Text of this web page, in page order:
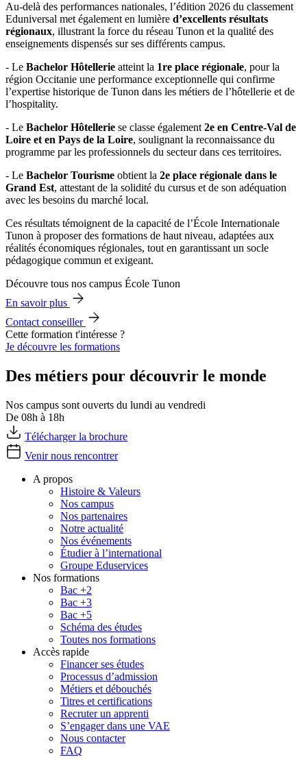
Au-delà des performances nationales, l’édition 2026 du classement
Eduniversal met également en lumière d’excellents résultats
régionaux, illustrant la force du réseau Tunon et la qualité des
enseignements dispensés sur ses différents campus.
- Le Bachelor Hôtellerie atteint la 1re place régionale, pour la
région Occitanie une performance exceptionnelle qui confirme
l’expertise historique de Tunon dans les métiers de l’hôtellerie et de
l’hospitality.
- Le Bachelor Hôtellerie se classe également 2e en Centre-Val de
Loire et en Pays de la Loire, soulignant la reconnaissance du
programme par les professionnels du secteur dans ces territoires.
- Le Bachelor Tourisme obtient la 2e place régionale dans le
Grand Est, attestant de la solidité du cursus et de son adéquation
avec les besoins du marché local.
Ces résultats témoignent de la capacité de l’École Internationale
Tunon à proposer des formations de haut niveau, adaptées aux
réalités économiques régionales, tout en garantissant un socle
pédagogique commun et exigeant.
Découvre tous nos campus École Tunon
En savoir plus
Contact conseiller
Cette formation t'intéresse ?
Je découvre les formations
Des métiers pour découvrir le monde
Nos campus sont ouverts du lundi au vendredi
De 08h à 18h
Télécharger la brochure
Venir nous rencontrer
A propos
Histoire & Valeurs
Nos campus
Nos partenaires
Notre actualité
Nos événements
Étudier à l’international
Groupe Eduservices
Nos formations
Bac +2
Bac +3
Bac +5
Schéma des études
Toutes nos formations
Accès rapide
Financer ses études
Processus d’admission
Métiers et débouchés
Titres et certifications
Recruter un apprenti
S’engager dans une VAE
Nous contacter
FAQ